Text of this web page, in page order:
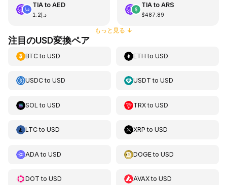
TIAto AED
د.إ1.2
TIAto ARS
$487.89
もっと見る ↓
注目のUSD変換ペア
BTCto USD ETH toUSD
USDCto USD USDT toUSD
SOL to USD TRXtoUSD
LTCto USD XRP toUSD
ADA to USD DOGEtoUSD
DOT to USD AVAXtoUSD